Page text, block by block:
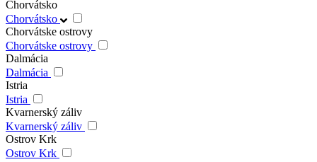
Chorvátsko
Chorvátsko
Chorvátske ostrovy
Chorvátske ostrovy
Dalmácia
Dalmácia
Istria
Istria
Kvarnerský záliv
Kvarnerský záliv
Ostrov Krk
Ostrov Krk